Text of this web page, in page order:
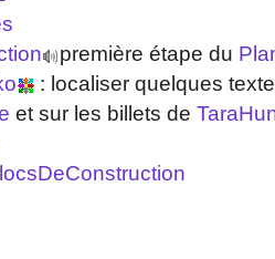
première étape du
: localiser quelques
et sur les billets de